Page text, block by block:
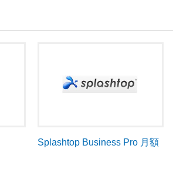
Splashtop Business Pro 月額